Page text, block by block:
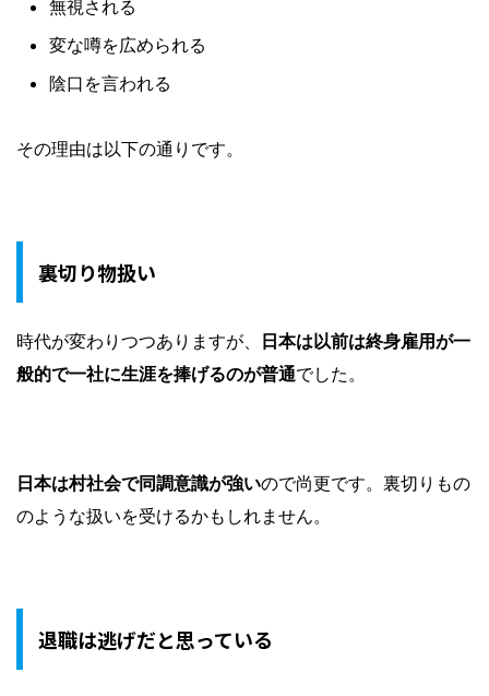
無視される
変な噂を広められる
陰口を言われる
その理由は以下の通りです。
裏切り物扱い
時代が変わりつつありますが、
日本は以前は終身雇用が一
般的で一社に生涯を捧げるのが普通でした。
日本は村社会で同調意識が強いので尚更です。裏切りもの
のような扱いを受けるかもしれません。
退職は逃げだと思っている